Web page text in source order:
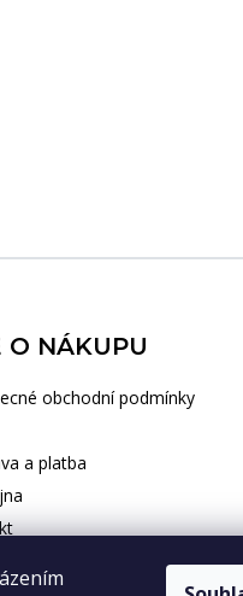
O NÁKUPU
obchodní podmínky
a platba